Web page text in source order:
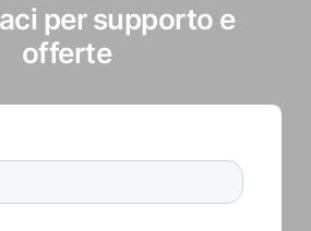
per supporto e
offerte